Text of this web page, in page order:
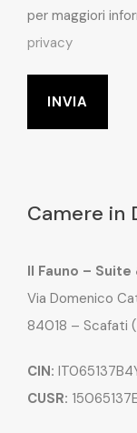
per maggiori
privacy
Camere in
Il Fauno – Suite
Via Domenico
84018 – Scafati
CIN:
CUSR: